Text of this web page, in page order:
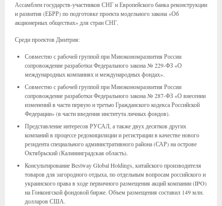
Ассамблеи государств-участников СНГ и Европейского банка реконструкции
и развития (ЕБРР) по подготовке проекта модельного закона «Об
акционерных обществах» для стран СНГ.
Среди проектов Дмитрия:
Совместно с рабочей группой при Минэкономразвития России
сопровождение разработки Федерального закона № 229-ФЗ «О
международных компаниях и международных фондах».
Совместно с рабочей группой при Минэкономразвития России
сопровождение разработки Федерального закона № 287-ФЗ «О внесении
изменений в части первую и третью Гражданского кодекса Российской
Федерации» (в части введения института личных фондов).
Представление интересов РУСАЛ, а также двух десятков других
компаний в процессе редомициляции и регистрации в качестве нового
резидента специального административного района (САР) на острове
Октябрьский (Калининградская область).
Консультирование Bestway Global Holdings, китайского производителя
товаров для загородного отдыха, по отдельным вопросам российского и
украинского права в ходе первичного размещения акций компании (IPO)
на Гонконгской фондовой бирже. Объем размещения составил 149 млн.
долларов США.